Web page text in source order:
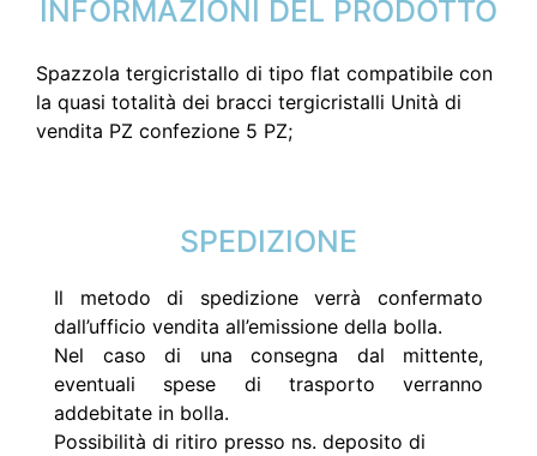
INFORMAZIONI DEL PRODOTTO
Spazzola tergicristallo di tipo flat compatibile con
la quasi totalità dei bracci tergicristalli Unità di
vendita PZ confezione 5 PZ;
SPEDIZIONE
Il metodo di spedizione verrà confermato
dall’ufficio vendita all’emissione della bolla.
Nel caso di una consegna dal mittente,
eventuali spese di trasporto verranno
addebitate in bolla.
Possibilità di ritiro presso ns. deposito di